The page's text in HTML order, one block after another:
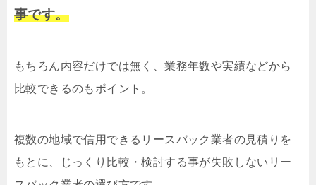
事です。
もちろん内容だけでは無く、業務年数や実績などから
比較できるのもポイント。
複数の地域で信用できるリースバック業者の見積りを
もとに、じっくり比較・検討する事が失敗しないリー